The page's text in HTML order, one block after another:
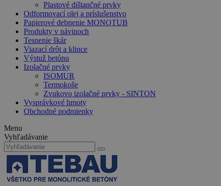
Plastové dištančné prvky
Odformovací olej a príslušenstvo
Papierové debnenie MONOTUB
Produkty v návinoch
Tesnenie škár
Viazací drôt a klince
Výstuž betónu
Izolačné prvky
ISOMUR
Termokoše
Zvukovo izolačné prvky - SINTON
Vysprávkové hmoty
Obchodné podmienky
Menu
Vyhľadávanie